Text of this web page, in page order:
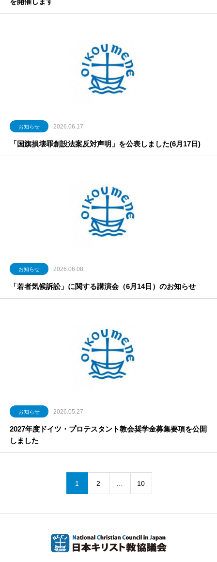
お知らせ 2026.06.17
「国旗損壊罪創設法案反対声明」を公表しました(6月17日)
お知らせ 2026.06.08
「若者気候訴訟」に関する講演会（6月14日）のお知らせ
お知らせ 2026.05.27
2027年度ドイツ・プロテスタント教会奨学金募集要項を公開
しました
1 2 10